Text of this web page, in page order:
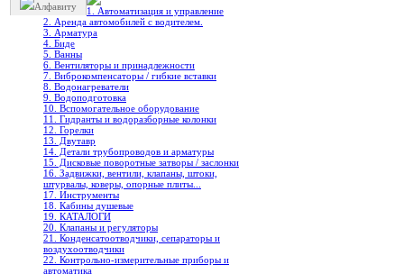
Алфавиту
1. Автоматизация и управление
2. Аренда автомобилей с водителем.
3. Арматура
4. Биде
5. Ванны
6. Вентиляторы и принадлежности
7. Виброкомпенсаторы / гибкие вставки
8. Водонагреватели
9. Водоподготовка
10. Вспомогательное оборудование
11. Гидранты и водоразборные колонки
12. Горелки
13. Двутавр
14. Детали трубопроводов и арматуры
15. Дисковые поворотные затворы / заслонки
16. Задвижки, вентили, клапаны, штоки,
штурвалы, коверы, опорные плиты...
17. Инструменты
18. Кабины душевые
19. КАТАЛОГИ
20. Клапаны и регуляторы
21. Конденсатоотводчики, сепараторы и
воздухоотводчики
22. Контрольно-измерительные приборы и
автоматика